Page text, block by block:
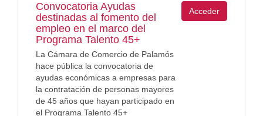
Convocatoria Ayudas
destinadas al fomento del
empleo en el marco del
Programa Talento 45+
La Cámara de Comercio de Palamós
hace pública la convocatoria de
ayudas económicas a empresas para
la contratación de personas mayores
de 45 años que hayan participado en
el Programa Talento 45+
Acceder